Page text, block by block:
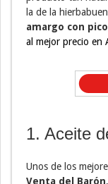
la de la
amargo con
al mejor precio en
1. Aceite
Unos de los
Venta del Barón